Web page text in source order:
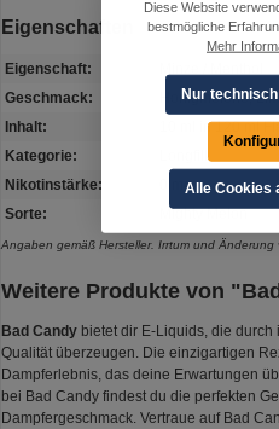
Eigenschaften
Eigenschaft:
Geschmack:
Honigmelone,
Inhalt:
10 ml in 120 ml
Kategorie:
Longfill
Nikotinstärke:
0 mg
Sorte:
Mighty Melon
Angaben gemäß Hersteller. Irrtum und Änderung
Weitere Produkte von
Bad Candy bietet dir E-Liquids, die
Qualität überzeugen. Die einzigartigen
Dampferlebnis, das deine Erwartungen
bei Bad Candy findest du die perfekten
Dampfergeschmack. Vertraue auf Bad
Diese Website
bestmögliche
Mehr
Nur
Alle Cookies